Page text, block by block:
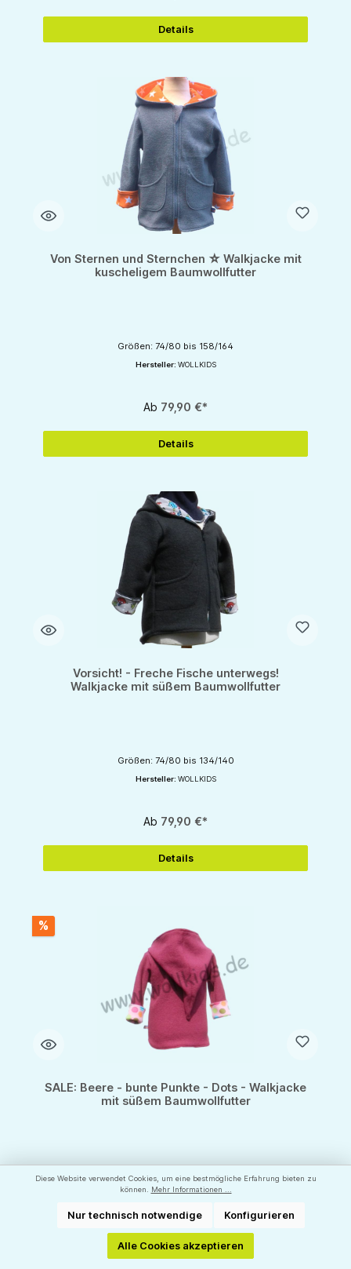
Details
Von Sternen und Sternchen ☆ Walkjacke mit
kuscheligem Baumwollfutter
Größen: 74/80 bis 158/164
Hersteller: WOLLKIDS
Ab 79,90 €*
Details
Vorsicht! - Freche Fische unterwegs!
Walkjacke mit süßem Baumwollfutter
Größen: 74/80 bis 134/140
Hersteller: WOLLKIDS
Ab 79,90 €*
Details
%
SALE: Beere - bunte Punkte - Dots - Walkjacke
mit süßem Baumwollfutter
Größen: nur noch 74/80
mit MEGA Rabatt
49,90 €* 79,90 €* (37.55% gespart)
Diese Website verwendet Cookies, um eine bestmögliche Erfahrung bieten zu
können.
Mehr Informationen ...
Nur technisch notwendige Konfigurieren
Alle Cookies akzeptieren